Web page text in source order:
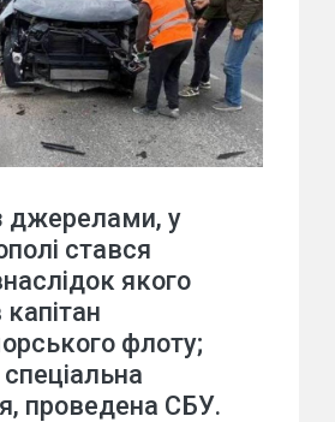
джерелами, у
стався
якого
флоту;
проведена СБУ.